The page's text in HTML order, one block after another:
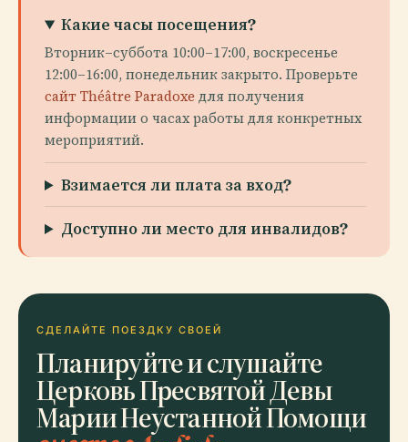
Какие часы посещения?
Вторник–суббота 10:00–17:00, воскресенье
12:00–16:00, понедельник закрыто. Проверьте
сайт Théâtre Paradoxe для получения
информации о часах работы для конкретных
мероприятий.
Взимается ли плата за вход?
Доступно ли место для инвалидов?
СДЕЛАЙТЕ ПОЕЗДКУ СВОЕЙ
Планируйте и слушайте
Церковь Пресвятой Девы
Марии Неустанной Помощи